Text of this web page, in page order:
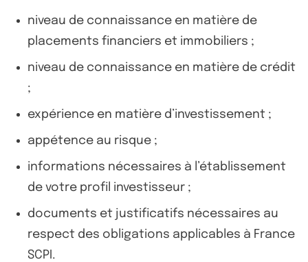
niveau de connaissance en matière de
placements financiers et immobiliers ;
niveau de connaissance en matière de crédit
;
expérience en matière d’investissement ;
appétence au risque ;
informations nécessaires à l’établissement
de votre profil investisseur ;
documents et justificatifs nécessaires au
respect des obligations applicables à France
SCPI.